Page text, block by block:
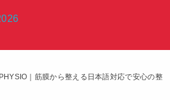
｜筋膜から整える日本語対応で安心の整